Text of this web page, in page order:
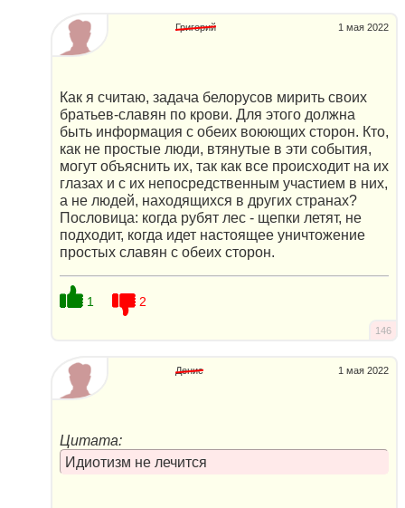
1 мая 2022
Григорий
Как я считаю, задача белорусов мирить своих
братьев-славян по крови. Для этого должна
быть информация с обеих воюющих сторон. Кто,
как не простые люди, втянутые в эти события,
могут объяснить их, так как все происходит на их
глазах и с их непосредственным участием в них,
а не людей, находящихся в других странах?
Пословица: когда рубят лес - щепки летят, не
подходит, когда идет настоящее уничтожение
простых славян с обеих сторон.
1 2
146
1 мая 2022
Денис
Цитата:
Идиотизм не лечится